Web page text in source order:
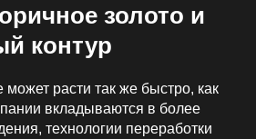
золото и
контур
расти так же быстро, как
вкладываются в более
технологии переработки